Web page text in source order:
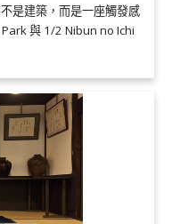
是建築，而是一座觸發感
與 1/2 Nibun no Ichi